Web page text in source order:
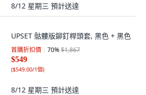
8/12 星期三 預計送達
UPSET 骷髏版鉚釘桿頭套, 黑色 + 黑色
首購折扣價 70%$1,867
$549
($549.00/1個)
8/12 星期三 預計送達